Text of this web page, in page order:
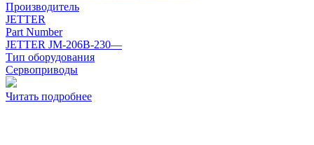
Производитель
JETTER
Part Number
JETTER JM-206B-230—
Тип оборудования
Сервоприводы
Читать подробнее